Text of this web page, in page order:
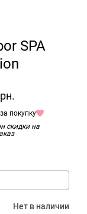
SPA
покупку
скидки на
Нет в наличии